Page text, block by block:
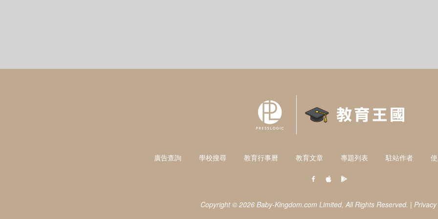
廣告查詢 學校搜尋 教育行事曆 教育文章 專題列表 駐站作者
Copyright © 2026 Baby-Kingdom.com Limited, All Rights Reserved. |